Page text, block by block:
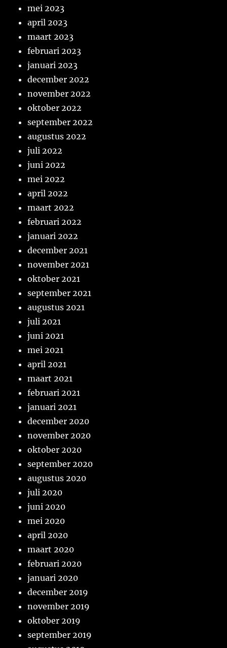
mei 2023
april 2023
maart 2023
februari 2023
januari 2023
december 2022
november 2022
oktober 2022
september 2022
augustus 2022
juli 2022
juni 2022
mei 2022
april 2022
maart 2022
februari 2022
januari 2022
december 2021
november 2021
oktober 2021
september 2021
augustus 2021
juli 2021
juni 2021
mei 2021
april 2021
maart 2021
februari 2021
januari 2021
december 2020
november 2020
oktober 2020
september 2020
augustus 2020
juli 2020
juni 2020
mei 2020
april 2020
maart 2020
februari 2020
januari 2020
december 2019
november 2019
oktober 2019
september 2019